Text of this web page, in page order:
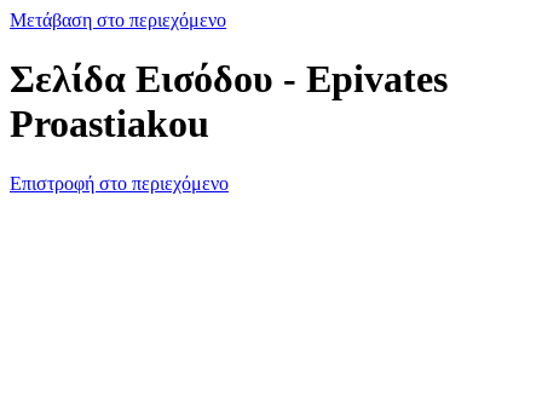
Μετάβαση στο περιεχόμενο
Σελίδα Εισόδου - Epivates
Proastiakou
Επιστροφή στο περιεχόμενο